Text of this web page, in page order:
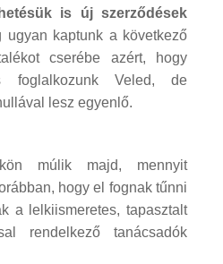
is új szerződések
kaptunk a következő
cserébe azért, hogy
foglalkozunk Veled, de
lesz egyenlő.
múlik majd, mennyit
hogy el fognak tűnni
a lelkiismeretes, tapasztalt
rendelkező tanácsadók